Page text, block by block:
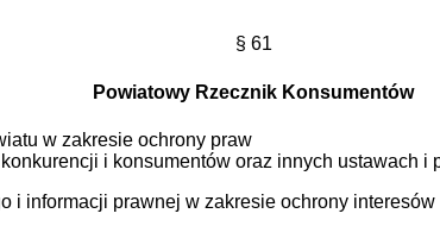
§ 61
Powiatowy Rzecznik Konsumentów
w zakresie ochrony praw
i konsumentów oraz innych ustawach
i informacji prawnej w zakresie ochrony interesów